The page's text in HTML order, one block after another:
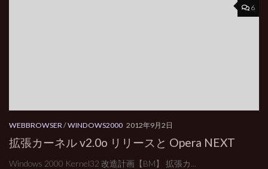
6
WEBBROWSER/WINDOWS2000 2012年9月2日
拡張カーネル v2.0o リリースと Opera NEXT
Windows 2000 Kernel32 改造計画【BM】 拡張カ...